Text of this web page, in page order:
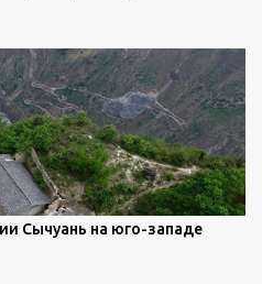
Сычуань на юго-западе